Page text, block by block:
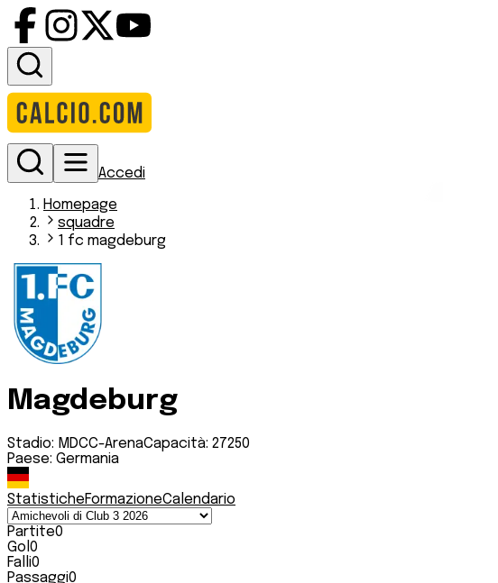
Accedi
Homepage
squadre
1 fc magdeburg
Magdeburg
Stadio: MDCC-ArenaCapacità: 27250
Paese: Germania
StatisticheFormazioneCalendario
Partite0
Gol 0
Falli0
Passaggi0